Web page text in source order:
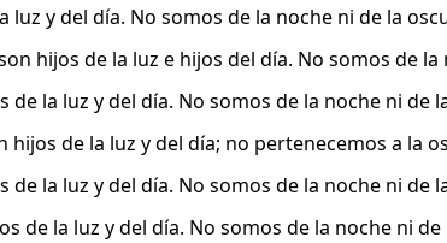
luz y del día. No somos de la noche ni de la
hijos de la luz e hijos del día. No somos de la
de la luz y del día. No somos de la noche ni de
hijos de la luz y del día; no pertenecemos a la
de la luz y del día. No somos de la noche ni de
de la luz y del día. No somos de la noche ni